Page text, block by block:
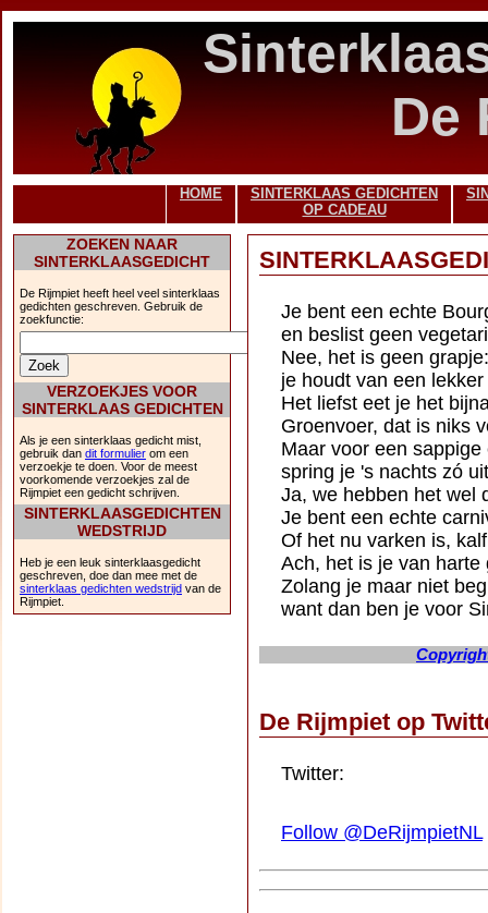
De
HOME
SINTERKLAAS GEDICHTEN
OP CADEAU
ZOEKEN NAAR
SINTERKLAASGEDICHT
De Rijmpiet heeft heel veel sinterklaas
gedichten geschreven. Gebruik de
zoekfunctie:
VERZOEKJES VOOR
SINTERKLAAS GEDICHTEN
Als je een sinterklaas gedicht mist,
gebruik dan dit formulier om een
verzoekje te doen. Voor de meest
voorkomende verzoekjes zal de
Rijmpiet een gedicht schrijven.
SINTERKLAASGEDICHTEN
WEDSTRIJD
Heb je een leuk sinterklaasgedicht
geschreven, doe dan mee met de
sinterklaas gedichten wedstrijd van de
Rijmpiet.
Je bent een echte
en beslist geen
Nee, het is geen grapje:
je houdt van een
Het liefst eet je het
Groenvoer, dat is niks
Maar voor een sappige
spring je 's nachts zó
Ja, we hebben het wel
Je bent een echte
Of het nu varken is,
Ach, het is je van harte
Zolang je maar niet
want dan ben je voor
De Rijmpiet op
Twitter:
Follow @DeRijmpietNL